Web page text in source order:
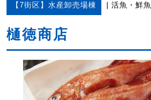
【7街区】水産卸売場棟 活魚 鮮魚
樋徳商店